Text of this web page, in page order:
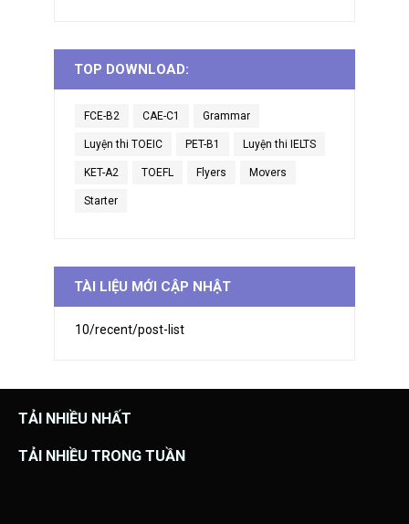
TOP DOWNLOAD:
FCE-B2 CAE-C1 Grammar
Luyện thi TOEIC PET-B1 Luyện thi IELTS
KET-A2 TOEFL Flyers Movers
Starter
TÀI LIỆU MỚI CẬP NHẬT
10/recent/post-list
TẢI NHIỀU NHẤT
TẢI NHIỀU TRONG TUẦN